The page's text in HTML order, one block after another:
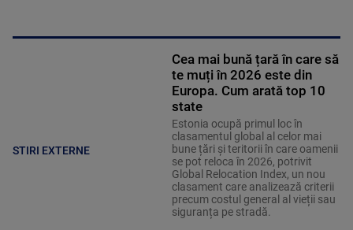
STIRI EXTERNE
Cea mai bună țară în care să
te muți în 2026 este din
Europa. Cum arată top 10
state
Estonia ocupă primul loc în
clasamentul global al celor mai
bune țări și teritorii în care oamenii
se pot reloca în 2026, potrivit
Global Relocation Index, un nou
clasament care analizează criterii
precum costul general al vieții sau
siguranța pe stradă.